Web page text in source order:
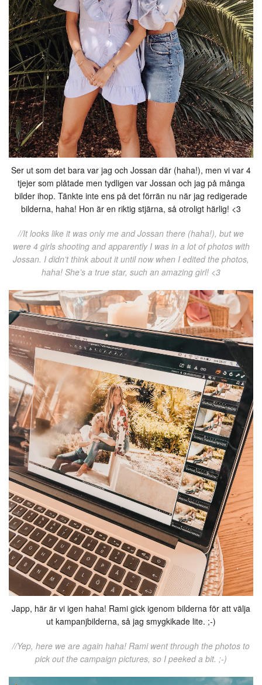
Ser ut som det bara var jag och Jossan där (haha!), men vi var 4
tjejer som plåtade men tydligen var Jossan och jag på många
bilder ihop. Tänkte inte ens på det förrän nu när jag redigerade
bilderna, haha! Hon är en riktig stjärna, så otroligt härlig! <3
//It looks like it was only me and Jossan there (haha!), but we
were 4 girls shooting and apparently I was in a lot of photos with
Jossan. I didn’t think about it until now when I edited the photos,
haha! She’s a true star, such an amazing girl! <3
Japp, här är vi igen haha! Rami gick igenom bilderna för att välja
ut kampanjbilderna, så jag smygkikade lite. ;-)
//Yep, here we are again haha! Rami went through the photos to
pick out the campaign pictures, so I peeked a bit. ;-)